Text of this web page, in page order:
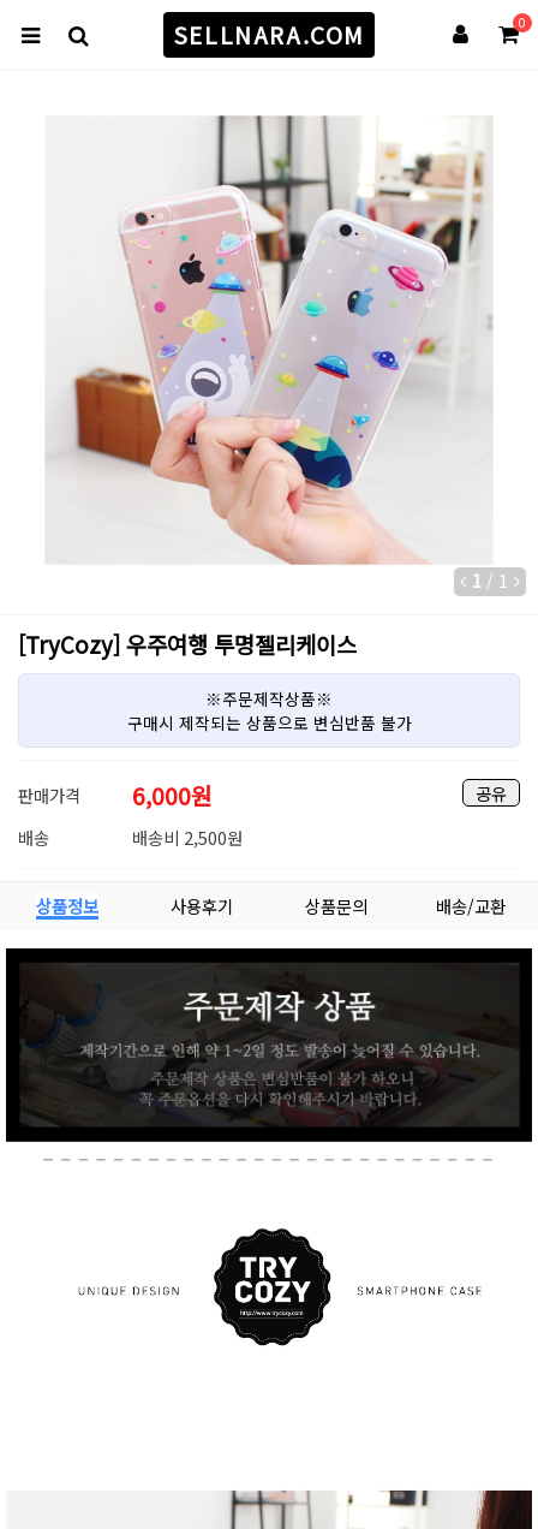
0
SELLNARA.COM
1 / 1
[TryCozy] 우주여행 투명젤리케이스
※주문제작상품※
구매시 제작되는 상품으로 변심반품 불가
공유
판매가격 6,000원
배송 배송비 2,500원
상품정보 사용후기 상품문의 배송/교환